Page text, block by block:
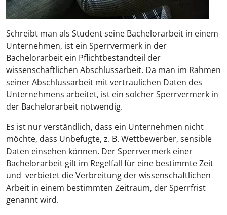
Schreibt man als Student seine Bachelorarbeit in einem
Unternehmen, ist ein Sperrvermerk in der
Bachelorarbeit ein Pflichtbestandteil der
wissenschaftlichen Abschlussarbeit. Da man im Rahmen
seiner Abschlussarbeit mit vertraulichen Daten des
Unternehmens arbeitet, ist ein solcher Sperrvermerk in
der Bachelorarbeit notwendig.
Es ist nur verständlich, dass ein Unternehmen nicht
möchte, dass Unbefugte, z. B. Wettbewerber, sensible
Daten einsehen können. Der Sperrvermerk einer
Bachelorarbeit gilt im Regelfall für eine bestimmte Zeit
und verbietet die Verbreitung der wissenschaftlichen
Arbeit in einem bestimmten Zeitraum, der Sperrfrist
genannt wird.